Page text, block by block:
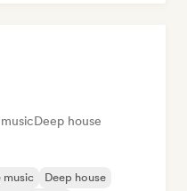
Deep house
music
Deep house